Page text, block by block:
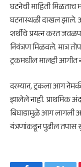
घटनेची माहिती
घटनास्थळी दाखल झाले.
शर्थीचे प्रयत्न करत
नियंत्रण मिळवले. मात्र
ट्रकमधील मालही आगीत
दरम्यान, ट्रकला आग
झालेले नाही. प्राथमिक
बिघाडामुळे आग लागली
यंत्रणांकडून पुढील